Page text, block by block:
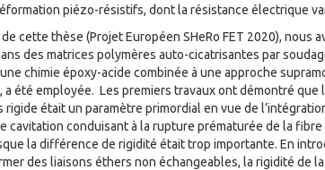
piézo-résistifs, dont la résistance électrique
cette thèse (Projet Européen SHeRo FET 2020), nous
des matrices polymères auto-cicatrisantes par
chimie époxy-acide combinée à une approche
a été employée. Les premiers travaux ont démontré
rigide était un paramètre primordial en vue de
cavitation conduisant à la rupture prématurée de la
la différence de rigidité était trop importante. En
des liaisons éthers non échangeables, la rigidité de